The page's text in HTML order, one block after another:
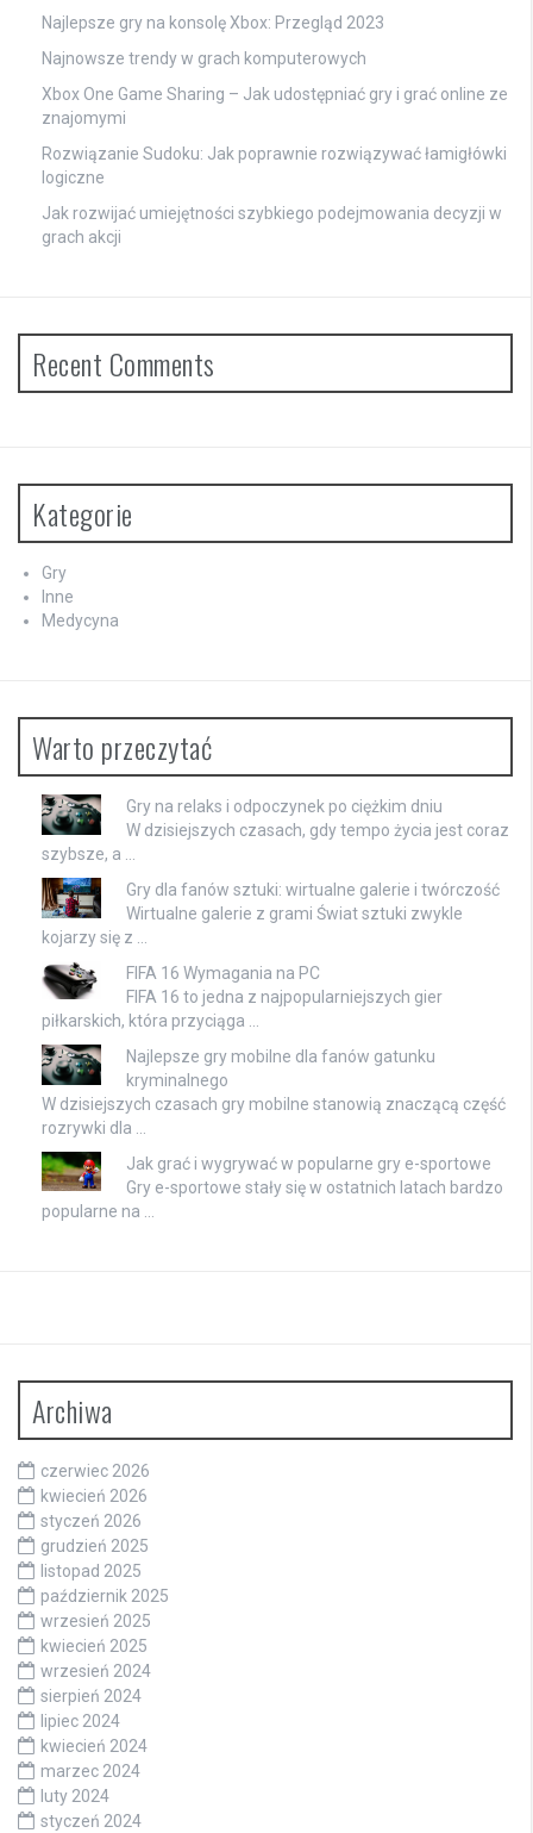
Najlepsze gry na konsolę Xbox: Przegląd 2023
Najnowsze trendy w grach komputerowych
Xbox One Game Sharing – Jak udostępniać gry i grać online ze
znajomymi
Rozwiązanie Sudoku: Jak poprawnie rozwiązywać łamigłówki
logiczne
Jak rozwijać umiejętności szybkiego podejmowania decyzji w
grach akcji
Recent Comments
Kategorie
Gry
Inne
Medycyna
Warto przeczytać
Gry na relaks i odpoczynek po ciężkim dniu
W dzisiejszych czasach, gdy tempo życia jest coraz
szybsze, a …
Gry dla fanów sztuki: wirtualne galerie i twórczość
Wirtualne galerie z grami Świat sztuki zwykle
kojarzy się z …
FIFA 16 Wymagania na PC
FIFA 16 to jedna z najpopularniejszych gier
piłkarskich, która przyciąga …
Najlepsze gry mobilne dla fanów gatunku
kryminalnego
W dzisiejszych czasach gry mobilne stanowią znaczącą część
rozrywki dla …
Jak grać i wygrywać w popularne gry e-sportowe
Gry e-sportowe stały się w ostatnich latach bardzo
popularne na …
Archiwa
czerwiec 2026
kwiecień 2026
styczeń 2026
grudzień 2025
listopad 2025
październik 2025
wrzesień 2025
kwiecień 2025
wrzesień 2024
sierpień 2024
lipiec 2024
kwiecień 2024
marzec 2024
luty 2024
styczeń 2024